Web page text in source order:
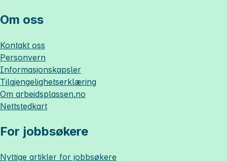
Om oss
Kontakt oss
Personvern
Informasjonskapsler
Tilgjengelighetserklæring
Om arbeidsplassen.no
Nettstedkart
For jobbsøkere
Nyttige artikler for jobbsøkere